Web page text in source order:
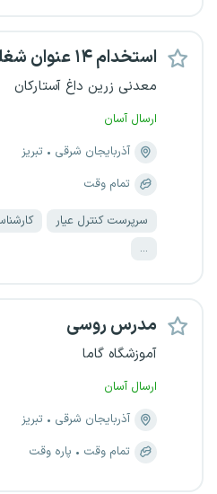
استخدام ۱۴ عنوان شغلی
معدنی زرین داغ آستارکان
ارسال آسان
آذربایجان شرقی
تبریز
تمام وقت
سرپرست کنترل عیار
...
مدرس روسی
آموزشگاه گاما
ارسال آسان
آذربایجان شرقی
تبریز
تمام وقت
پاره وقت